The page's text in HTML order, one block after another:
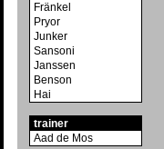
Fränkel
Pryor
Junker
Sansoni
Janssen
Benson
Hai
trainer
Aad de Mos